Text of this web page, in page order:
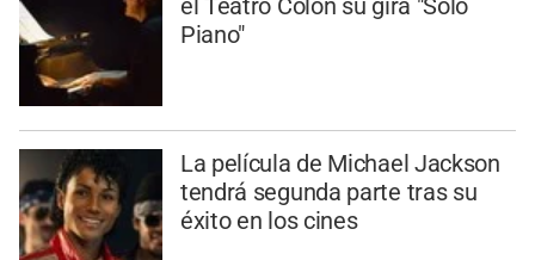
el Teatro Colón su gira "Solo
Piano"
La película de Michael Jackson
tendrá segunda parte tras su
éxito en los cines